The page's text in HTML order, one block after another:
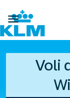

Voli